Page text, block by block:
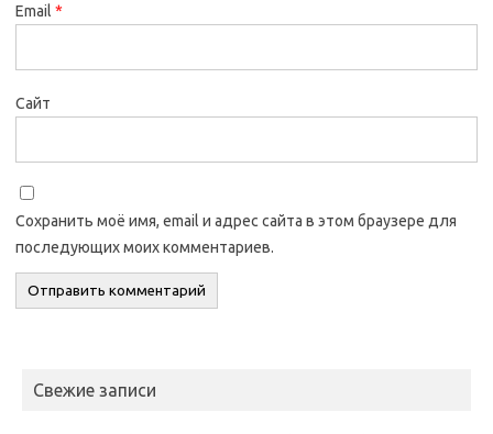
Email *
Сайт
Сохранить моё имя, email и адрес сайта в этом браузере для
последующих моих комментариев.
Свежие записи